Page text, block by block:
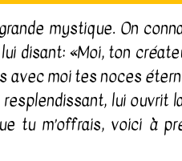
mystique. On
disant: «Moi, ton
avec moi tes noces
lui
tu m’offrais, voici à